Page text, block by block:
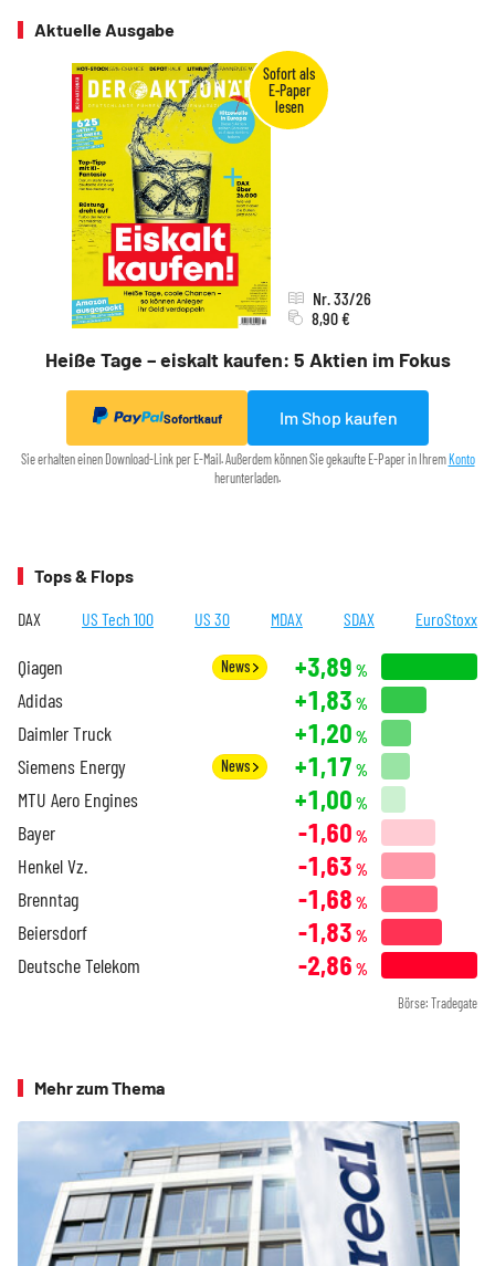
Aktuelle Ausgabe
Heiße Tage – eiskalt kaufen: 5 Aktien im Fokus
Nr. 33/26
8,90 €
Sofortkauf Im Shop kaufen
Sie erhalten einen Download-Link per E-Mail. Außerdem können Sie gekaufte E-Paper in Ihrem Konto
herunterladen.
Tops & Flops
DAX US Tech 100 US 30 MDAX SDAX EuroStoxx
Qiagen News +3,89 %
Adidas +1,83 %
Daimler Truck +1,20 %
Siemens Energy News +1,17 %
MTU Aero Engines +1,00 %
Bayer -1,60 %
Henkel Vz. -1,63 %
Brenntag -1,68 %
Beiersdorf -1,83 %
Deutsche Telekom -2,86 %
Börse: Tradegate
Mehr zum Thema